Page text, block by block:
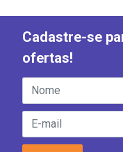
Cadastre-se
ofertas!